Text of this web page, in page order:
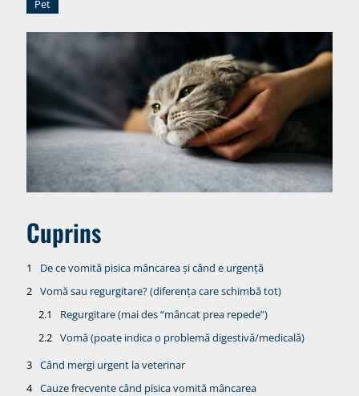
Pet
Cuprins
De ce vomită pisica mâncarea și când e urgență
Vomă sau regurgitare? (diferența care schimbă tot)
Regurgitare (mai des “mâncat prea repede”)
Vomă (poate indica o problemă digestivă/medicală)
Când mergi urgent la veterinar
Cauze frecvente când pisica vomită mâncarea